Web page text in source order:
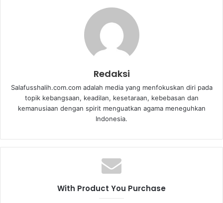
Redaksi
Salafusshalih.com.com adalah media yang menfokuskan diri pada
topik kebangsaan, keadilan, kesetaraan, kebebasan dan
kemanusiaan dengan spirit menguatkan agama meneguhkan
Indonesia.
With Product You Purchase